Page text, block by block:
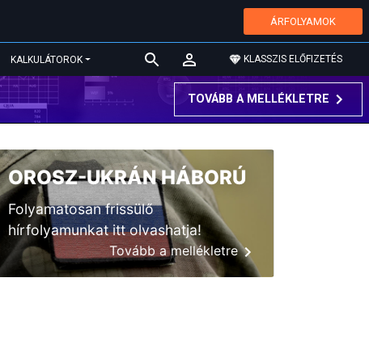
ÁRFOLYAMOK
KALKULÁTOROK KLASSZIS ELŐFIZETÉS
TOVÁBB A MELLÉKLETRE
OROSZ-UKRÁN HÁBORÚ
Folyamatosan frissülő
hírfolyamunkat itt olvashatja!
Tovább a mellékletre